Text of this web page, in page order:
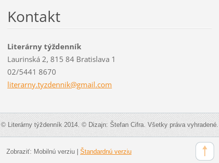
Kontakt
Literárny týždenník
Laurinská 2, 815 84 Bratislava 1
02/5441 8670
literarny.tyzdennik@gmail.com
© Literárny týždenník 2014. © Dizajn: Štefan Cifra. Všetky práva vyhradené.
Zobraziť: Mobilnú verziu| Štandardnú verziu